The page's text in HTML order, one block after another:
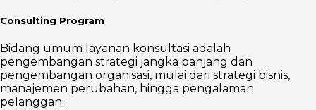
Consulting Program
Bidang umum layanan konsultasi adalah
pengembangan strategi jangka panjang dan
pengembangan organisasi, mulai dari strategi bisnis,
manajemen perubahan, hingga pengalaman
pelanggan.